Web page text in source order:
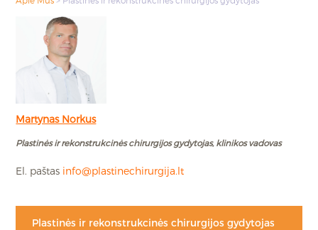
Martynas Norkus
Plastinės ir rekonstrukcinės chirurgijos gydytojas, klinikos vadovas
El. paštas info@plastinechirurgija.lt
Plastinės ir rekonstrukcinės chirurgijos gydytojas